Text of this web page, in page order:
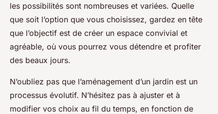
les possibilités sont nombreuses et variées. Quelle
que soit l’option que vous choisissez, gardez en tête
que l’objectif est de créer un espace convivial et
agréable, où vous pourrez vous détendre et profiter
des beaux jours.
N’oubliez pas que l’aménagement d’un jardin est un
processus évolutif. N’hésitez pas à ajuster et à
modifier vos choix au fil du temps, en fonction de